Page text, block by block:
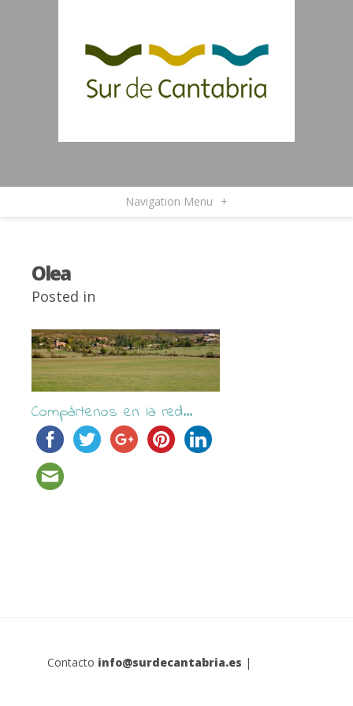
Navigation Menu +
Olea
Posted in
Compártenos en la red...
Contacto info@surdecantabria.es |